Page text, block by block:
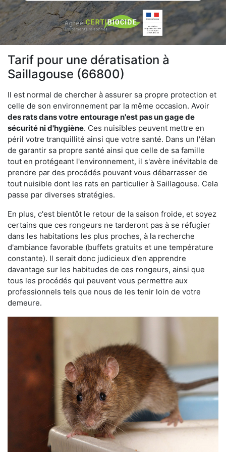
Tarif pour une dératisation à
Saillagouse (66800)
Il est normal de chercher à assurer sa propre protection et
celle de son environnement par la même occasion. Avoir
des rats dans votre entourage n'est pas un gage de
sécurité ni d'hygiène. Ces nuisibles peuvent mettre en
péril votre tranquillité ainsi que votre santé. Dans un l'élan
de garantir sa propre santé ainsi que celle de sa famille
tout en protégeant l'environnement, il s'avère inévitable de
prendre par des procédés pouvant vous débarrasser de
tout nuisible dont les rats en particulier à Saillagouse. Cela
passe par diverses stratégies.
En plus, c'est bientôt le retour de la saison froide, et soyez
certains que ces rongeurs ne tarderont pas à se réfugier
dans les habitations les plus proches, à la recherche
d'ambiance favorable (buffets gratuits et une température
constante). Il serait donc judicieux d'en apprendre
davantage sur les habitudes de ces rongeurs, ainsi que
tous les procédés qui peuvent vous permettre aux
professionnels tels que nous de les tenir loin de votre
demeure.